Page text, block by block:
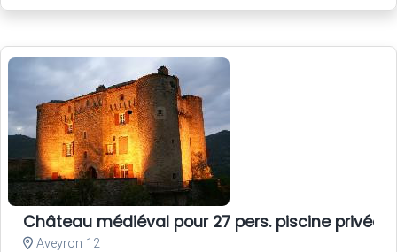
Château médiéval pour 27 pers. piscine privée
Aveyron 12